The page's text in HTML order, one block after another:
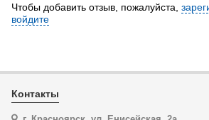
Чтобы добавить отзыв, пожалуйста,
войдите
Контакты